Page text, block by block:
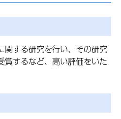
関する研究を行い、その研究
賞するなど、高い評価をいた